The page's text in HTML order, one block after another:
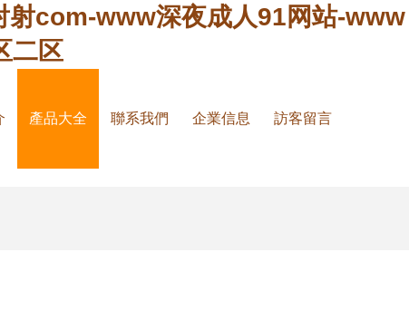
com-www深夜成人91网站-www
二区
產品大全 聯系我們 企業信息 訪客留言